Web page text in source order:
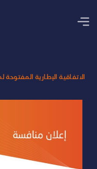
الاتفاقية الإطارية